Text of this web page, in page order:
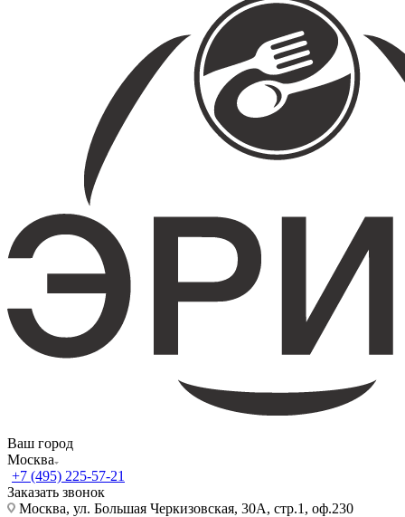
Ваш город
Москва
+7 (495) 225-57-21
Заказать звонок
Москва, ул. Большая Черкизовская, 30А, стр.1, оф.230